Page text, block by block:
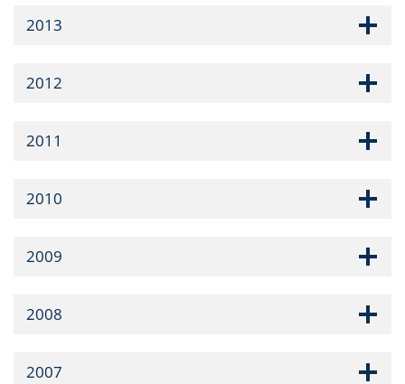
2013
2012
2011
2010
2009
2008
2007